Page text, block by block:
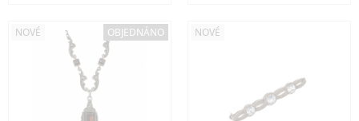
NOVÉ OBJEDNÁNO NOVÉ